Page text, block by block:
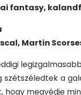
fantasy,
Martin
szétszéledtek a
hogy megvédje